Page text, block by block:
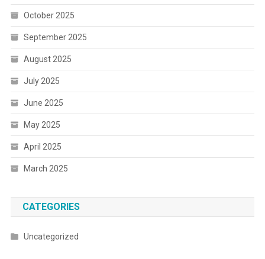
October 2025
September 2025
August 2025
July 2025
June 2025
May 2025
April 2025
March 2025
CATEGORIES
Uncategorized